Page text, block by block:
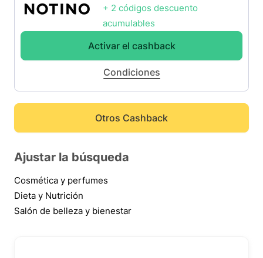
+ 2 códigos descuento
acumulables
Activar el cashback
Condiciones
Otros Cashback
Ajustar la búsqueda
Cosmética y perfumes
Dieta y Nutrición
Salón de belleza y bienestar